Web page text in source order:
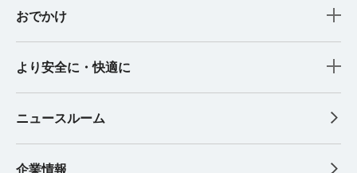
おでかけ
より安全に・快適に
ニュースルーム
企業情報